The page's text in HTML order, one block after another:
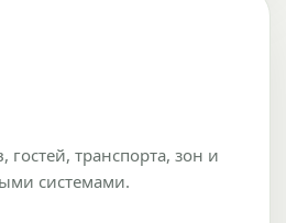
гостей, транспорта, зон и
системами.